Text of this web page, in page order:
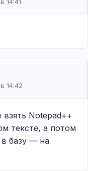
14:42
Notepad++
тексте, а потом
в базу — на